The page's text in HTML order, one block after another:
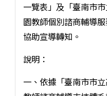
一覽表」及「臺南市
園教師個別諮商輔導
協助宣導轉知。
說明：
一、依據「臺南市市